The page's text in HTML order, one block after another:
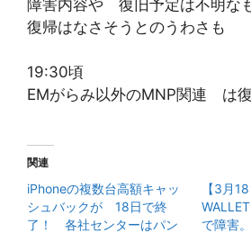
障害内容や 復旧予定は不明な
復帰はなさそうとのうわさも
19:30頃
EMがらみ以外のMNP関連 は
関連
iPhoneの複数台高額キャッ
シュバックが 18日で終
了！ 各社センターはパン
【3月
で障害